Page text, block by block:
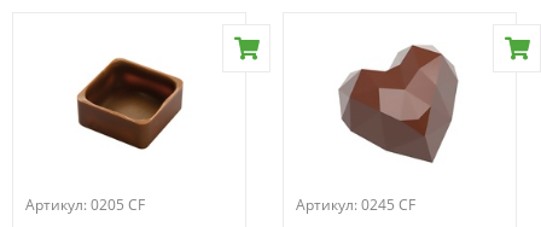
Артикул: 0205 CF
Артикул: 0245 CF